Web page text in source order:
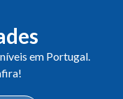
em Portugal.